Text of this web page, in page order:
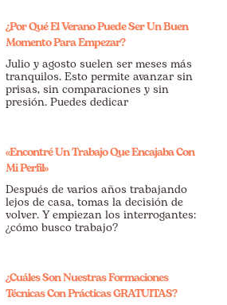
¿Por Qué El Verano Puede Ser Un Buen
Momento Para Empezar?
Julio y agosto suelen ser meses más
tranquilos. Esto permite avanzar sin
prisas, sin comparaciones y sin
presión. Puedes dedicar
«Encontré Un Trabajo Que Encajaba Con
Mi Perfil»
Después de varios años trabajando
lejos de casa, tomas la decisión de
volver. Y empiezan los interrogantes:
¿cómo busco trabajo?
¿Cuáles Son Nuestras Formaciones
Técnicas Con Prácticas GRATUITAS?